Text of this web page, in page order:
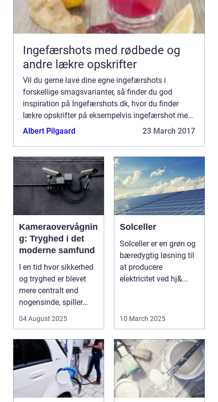
Ingefærshots med rødbede og
andre lækre opskrifter
Vil du gerne lave dine egne ingefærshots i
forskellige smagsvarianter, så finder du god
inspiration på Ingefærshots.dk, hvor du finder
lækre opskrifter på eksempelvis ingefærshot med
rødbede. Ingefærshot er blevet meget populære i
Albert Pilgaard 23 March 2017
Kameraovervågnin
g: Tryghed i det
moderne samfund
I en tid hvor sikkerhed
og tryghed er blevet
mere centralt end
nogensinde, spiller
kameraovervå...
04 August 2025
Solceller
Solceller er en grøn og
bæredygtig løsning til
at producere
elektricitet ved hj&...
10 March 2025